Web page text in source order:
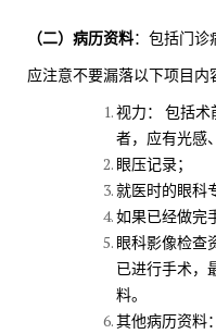
（二）病历资料：包括门诊
应注意不要漏落以下项目内
视力： 包括术
者，应有光感
眼压记录；
就医时的眼科
如果已经做完
眼科影像检查
已进行手术，
料。
其他病历资料